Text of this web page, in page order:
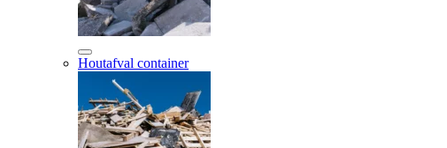
Houtafval container